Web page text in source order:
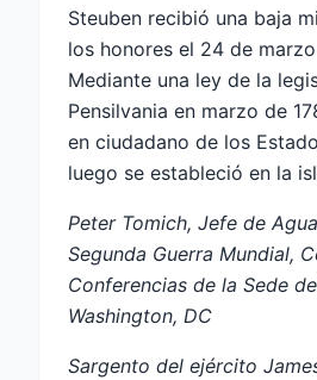
Steuben recibió una baja
los honores el 24 de
Mediante una ley de la
Pensilvania en marzo de
en ciudadano de los
luego se estableció en la
Peter Tomich, Jefe de
Segunda Guerra Mundial,
Conferencias de la Sede
Washington, DC
Sargento del ejército